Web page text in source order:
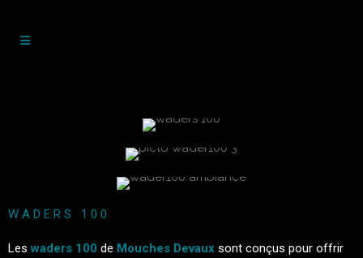
WADERS 100
Les waders 100 de Mouches Devaux sont conçus pour offrir